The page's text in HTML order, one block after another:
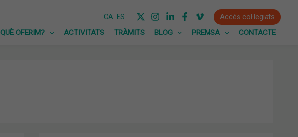
CA ES
Accés col·legiats
QUÈ OFERIM? ACTIVITATS TRÀMITS BLOG PREMSA CONTACTE